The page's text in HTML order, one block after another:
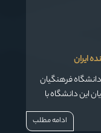
ایران
فرهنگیان
این دانشگاه با
که کشور در
کرد: بر اساسادامه مطلب